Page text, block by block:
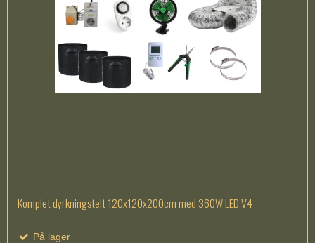
Komplet dyrkningstelt 120x120x200cm med 360W LED V4
På lager